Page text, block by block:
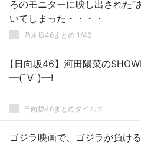
ろのモニターに映し出された“
いてしまった・・・・
乃木坂46まとめ 1/46
【日向坂46】河田陽菜の
━(ﾟ∀ﾟ)━!
日向坂46まとめタイムズ
ゴジラ映画で、ゴジラが負け